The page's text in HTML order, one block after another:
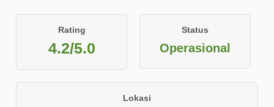
Rating
4.2/5.0
Status
Operasional
Lokasi